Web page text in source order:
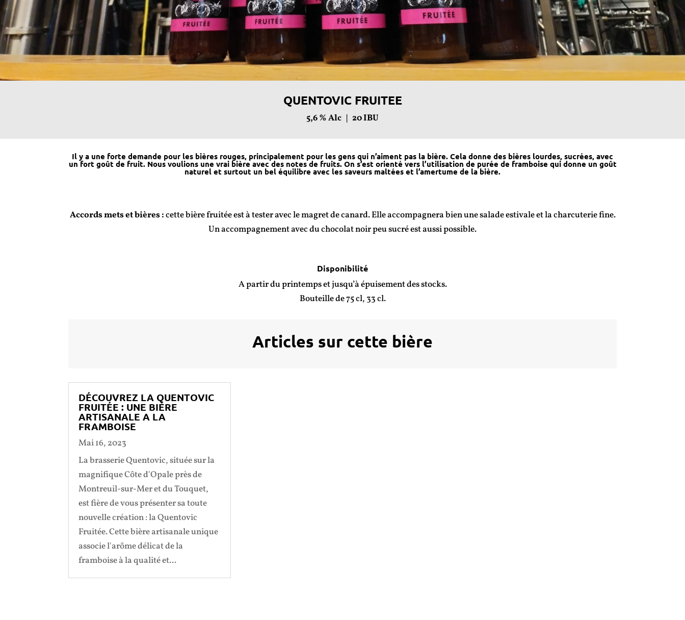
QUENTOVIC FRUITEE
5,6% Alc | 20IBU
Il y a une forte demande pour les bières rouges, principalement pour les gens qui n’aiment pas la bière. Cela donne des bières lourdes, sucrées, avec
un fort goût de fruit. Nous voulions une vrai bière avec des notes de fruits. On s’est orienté vers l’utilisation de purée de framboise qui donne un goût
naturel et surtout un bel équilibre avec les saveurs maltées et l’amertume de la bière.
Accords mets et bières :cette bière fruitée est à tester avec le magret de canard. Elle accompagnera bien une salade estivale et la charcuterie fine.
Un accompagnement avec du chocolat noir peu sucré est aussi possible.
Disponibilité
A partir du printemps et jusqu’à épuisement des stocks.
Bouteille de 75 cl, 33 cl.
Articles sur cette bière
DÉCOUVREZ LA QUENTOVIC
FRUITÉE : UNE BIÈRE
ARTISANALE A LA
FRAMBOISE
Mai 16, 2023
La brasserie Quentovic, située sur la
magnifique Côte d'Opale près de
Montreuil-sur-Mer et du Touquet,
est fière de vous présenter sa toute
nouvelle création : la Quentovic
Fruitée. Cette bière artisanale unique
associe l'arôme délicat de la
framboise à la qualité et...